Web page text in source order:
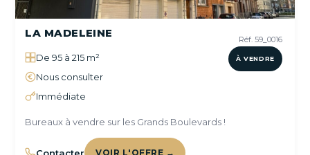
Réf. 59_0016
À VENDRE
LA MADELEINE
De 95 à 215 m²
Nous consulter
Immédiate
Bureaux à vendre sur les Grands Boulevards !
VOIR L'OFFRE →